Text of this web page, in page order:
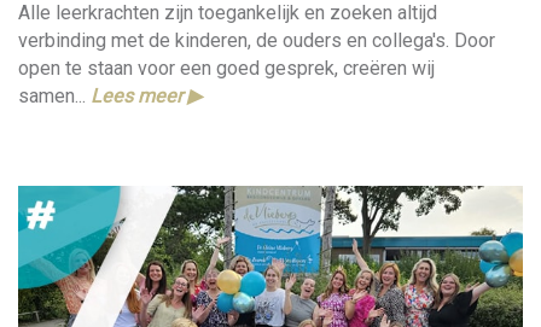
Alle leerkrachten zijn toegankelijk en zoeken altijd
verbinding met de kinderen, de ouders en collega's. Door
open te staan voor een goed gesprek, creëren wij
samen... Lees meer ▶︎